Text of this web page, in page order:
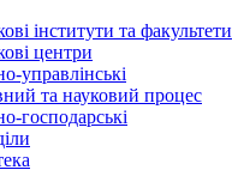
інститути та факультети
центри
управлінські
та науковий процес
господарські